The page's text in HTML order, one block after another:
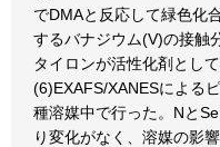
でDMAと反応して緑色化
するバナジウム(V)の接触
タイロンが活性化剤として
(6)EXAFS/XANESによる
種溶媒中で行った。Nと
り変化がなく、溶媒の影